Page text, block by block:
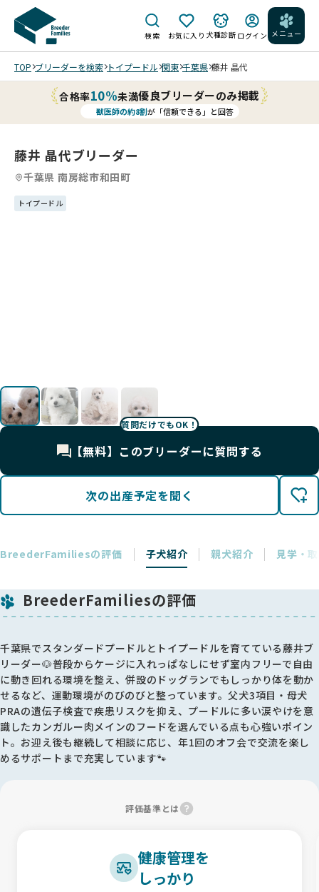
検索 お気に入り 犬種診断 ログイン メニュー
TOP ブリーダーを検索 トイプードル 関東 千葉県 藤井 晶代
合格率10%未満優良ブリーダーのみ掲載
獣医師の約8割が「信頼できる」と回答
藤井 晶代ブリーダー
千葉県 南房総市和田町
トイプードル
質問だけでもOK！
【無料】このブリーダーに質問する
次の出産予定を聞く
BreederFamiliesの評価 子犬紹介 親犬紹介 見学・
BreederFamiliesの評価
千葉県でスタンダードプードルとトイプードルを育てている藤井ブ
リーダー🐶普段からケージに入れっぱなしにせず室内フリーで自由
に動き回れる環境を整え、併設のドッグランでもしっかり体を動か
せるなど、運動環境がのびのびと整っています。父犬3項目・母犬
PRAの遺伝子検査で疾患リスクを抑え、プードルに多い涙やけを意
識したカンガルー肉メインのフードを選んでいる点も心強いポイン
ト。お迎え後も継続して相談に応じ、年1回のオフ会で交流を楽し
めるサポートまで充実しています🐾
評価基準とは
健康管理を
しっかり